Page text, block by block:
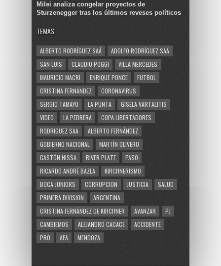
Milei analiza congelar proyectos de
Sturzenegger tras los últimos reveses políticos
TEMAS
ALBERTO RODRÍGUEZ SAÁ
ADOLFO RODRÍGUEZ SAÁ
SAN LUIS
CLAUDIO POGGI
VILLA MERCEDES
MAURICIO MACRI
ENRIQUE PONCE
FUTBOL
CRISTINA FERNÁNDEZ
CORONAVIRUS
SERGIO TAMAYO
LA PUNTA
GISELA VARTALITIS
VIDEO
LA PEDRERA
COPA LIBERTADORES
RODRIGUEZ SAA
ALBERTO FERNÁNDEZ
GOBIERNO NACIONAL
MARTÍN OLIVERO
GASTÓN HISSA
RIVER PLATE
PASO
RICARDO ANDRÉ BAZLA
KIRCHNERISMO
BOCA JUNIORS
CORRUPCION JUSTICIA
SALUD
PRIMERA DIVISION
ARGENTINA
CRISTINA FERNÁNDEZ DE KIRCHNER
AVANZAR
PJ
CAMBIEMOS
ALEJANDRO CACACE
ACCIDENTE
PRO
AFA MENDOZA